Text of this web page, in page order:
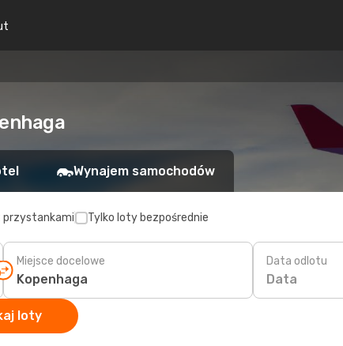
Wynajem samochodów
przystankami Tylko loty bezpośrednie
Miejsce docelowe Data odlotu
Data
loty